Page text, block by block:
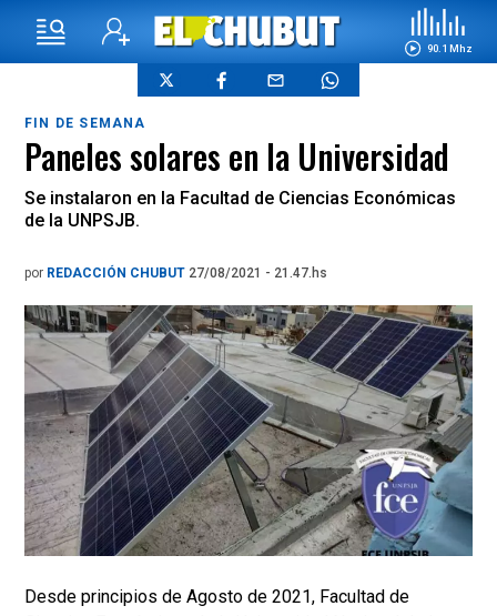
90.1 Mhz
FIN DE SEMANA
Paneles solares en la Universidad
Se instalaron en la Facultad de Ciencias Económicas
de la UNPSJB.
por REDACCIÓN CHUBUT 27/08/2021 - 21.47.hs
Desde principios de Agosto de 2021, Facultad de